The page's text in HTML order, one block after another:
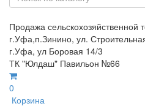
Продажа сельскохозяйственной
г.Уфа,п.Зинино, ул.
г.Уфа, ул Боровая 14/3
ТК "Юлдаш" Павильон №66
0
Корзина